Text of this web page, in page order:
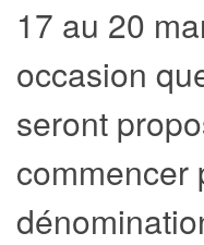
17 au 20
occasion
seront
commencer